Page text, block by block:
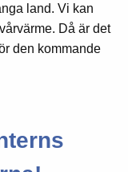
land. Vi kan
Då är det
den kommande